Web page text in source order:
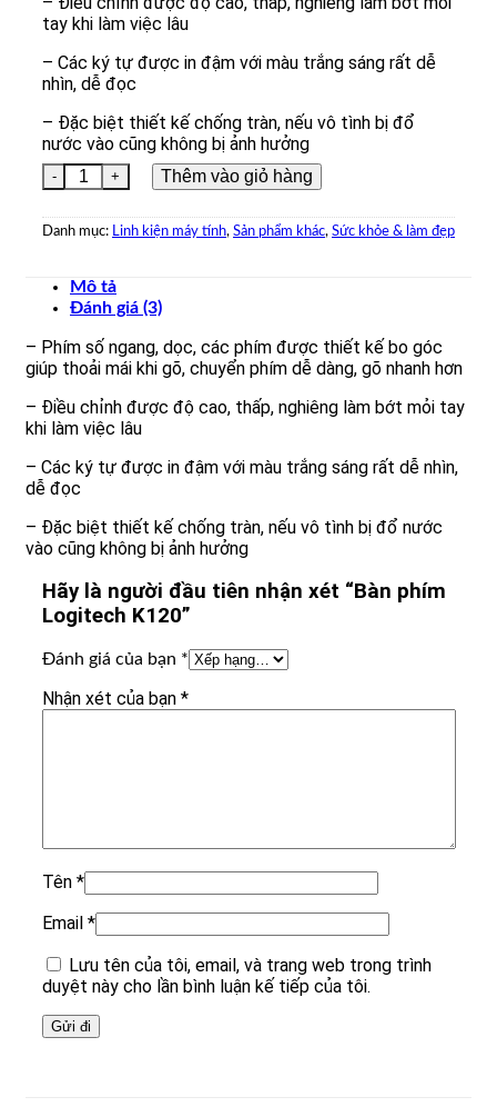
tay khi làm việc lâu
– Các ký tự được in đậm với màu trắng sáng rất dễ
nhìn, dễ đọc
– Đặc biệt thiết kế chống tràn, nếu vô tình bị đổ
nước vào cũng không bị ảnh hưởng
Bàn phím Logitech K120 số lượng
Thêm vào giỏ hàng
Danh mục: Linh kiện máy tính, Sản phẩm khác, Sức khỏe & làm đẹp
Mô tả
Đánh giá (3)
– Phím số ngang, dọc, các phím được thiết kế bo góc
giúp thoải mái khi gõ, chuyển phím dễ dàng, gõ nhanh hơn
– Điều chỉnh được độ cao, thấp, nghiêng làm bớt mỏi tay
khi làm việc lâu
– Các ký tự được in đậm với màu trắng sáng rất dễ nhìn,
dễ đọc
– Đặc biệt thiết kế chống tràn, nếu vô tình bị đổ nước
vào cũng không bị ảnh hưởng
Hãy là người đầu tiên nhận xét “Bàn phím
Logitech K120”
Đánh giá của bạn *
Nhận xét của bạn *
Tên *
Email *
Lưu tên của tôi, email, và trang web trong trình
duyệt này cho lần bình luận kế tiếp của tôi.